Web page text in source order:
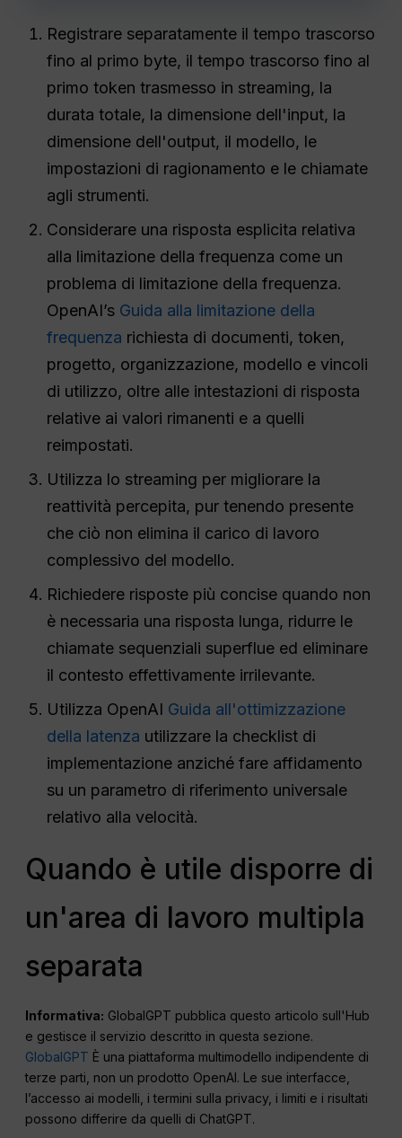
Registrare separatamente il tempo trascorso
fino al primo byte, il tempo trascorso fino al
primo token trasmesso in streaming, la
durata totale, la dimensione dell'input, la
dimensione dell'output, il modello, le
impostazioni di ragionamento e le chiamate
agli strumenti.
Considerare una risposta esplicita relativa
alla limitazione della frequenza come un
problema di limitazione della frequenza.
OpenAI’s Guida alla limitazione della
frequenza richiesta di documenti, token,
progetto, organizzazione, modello e vincoli
di utilizzo, oltre alle intestazioni di risposta
relative ai valori rimanenti e a quelli
reimpostati.
Utilizza lo streaming per migliorare la
reattività percepita, pur tenendo presente
che ciò non elimina il carico di lavoro
complessivo del modello.
Richiedere risposte più concise quando non
è necessaria una risposta lunga, ridurre le
chiamate sequenziali superflue ed eliminare
il contesto effettivamente irrilevante.
Utilizza OpenAI Guida all'ottimizzazione
della latenza utilizzare la checklist di
implementazione anziché fare affidamento
su un parametro di riferimento universale
relativo alla velocità.
Quando è utile disporre di
un'area di lavoro multipla
separata
Informativa: GlobalGPT pubblica questo articolo sull'Hub
e gestisce il servizio descritto in questa sezione.
GlobalGPT È una piattaforma multimodello indipendente di
terze parti, non un prodotto OpenAI. Le sue interfacce,
l’accesso ai modelli, i termini sulla privacy, i limiti e i risultati
possono differire da quelli di ChatGPT.